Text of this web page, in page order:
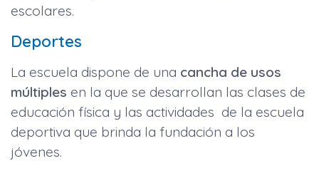
escolares.
Deportes
La escuela dispone de una cancha de usos
múltiples en la que se desarrollan las clases de
educación física y las actividades de la escuela
deportiva que brinda la fundación a los
jóvenes.